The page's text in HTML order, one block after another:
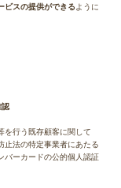
ビスの提供ができるように
を行う既存顧客に関して
止法の特定事業者にあたる
バーカードの公的個人認証